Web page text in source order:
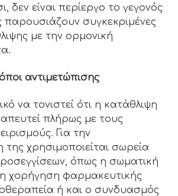
δεν είναι περίεργο το γεγονός
παρουσιάζουν συγκεκριμένες
με την ορμονική
αντιμετώπισης
να τονιστεί ότι η κατάθλιψη
πλήρως με τους
Για την
χρησιμοποιείται σωρεία
όπως η σωματική
χορήγηση φαρμακευτικής
ή και ο συνδυασμός